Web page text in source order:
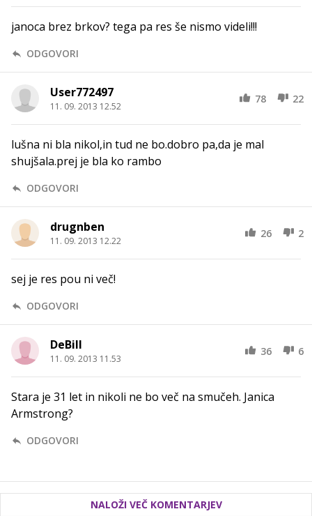
janoca brez brkov? tega pa res še nismo videli!!!
ODGOVORI
User772497
11. 09. 2013 12.52
78 22
lušna ni bla nikol,in tud ne bo.dobro pa,da je mal
shujšala.prej je bla ko rambo
ODGOVORI
drugnben
11. 09. 2013 12.22
26 2
sej je res pou ni več!
ODGOVORI
DeBill
11. 09. 2013 11.53
36 6
Stara je 31 let in nikoli ne bo več na smučeh. Janica
Armstrong?
ODGOVORI
NALOŽI VEČ KOMENTARJEV